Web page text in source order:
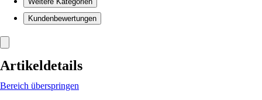
Kundenbewertungen
Artikeldetails
Bereich überspringen